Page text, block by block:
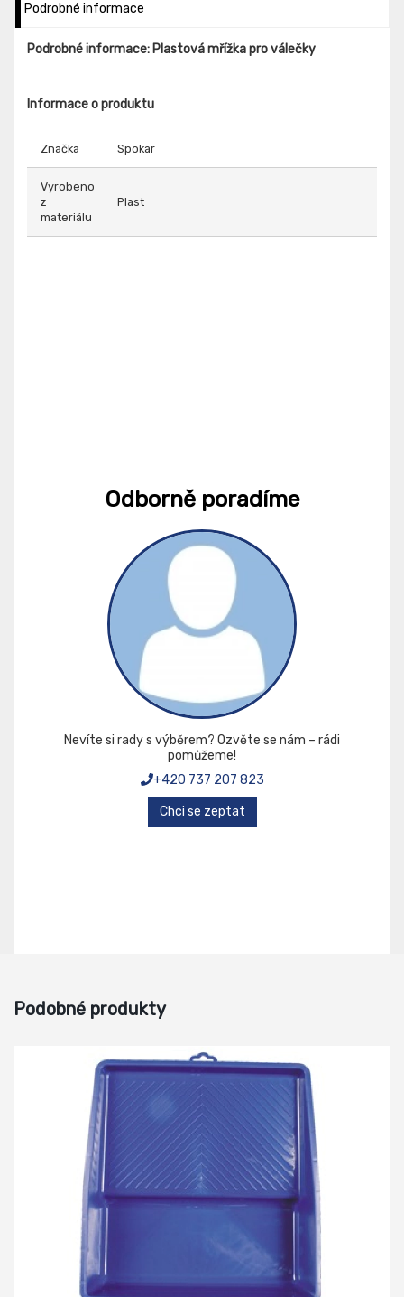
Podrobné informace
Podrobné informace: Plastová mřížka pro válečky
Informace o produktu
Značka Spokar
Vyrobeno
z
materiálu
Plast
Odborně poradíme
Nevíte si rady s výběrem? Ozvěte se nám – rádi
pomůžeme!
+420 737 207 823
Chci se zeptat
Podobné produkty